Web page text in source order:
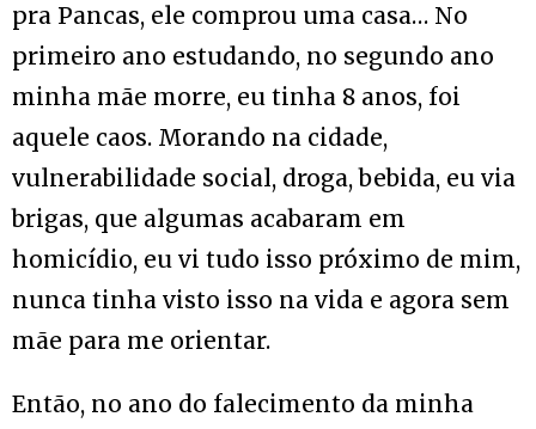
pra Pancas, ele comprou uma casa… No
primeiro ano estudando, no segundo ano
minha mãe morre, eu tinha 8 anos, foi
aquele caos. Morando na cidade,
vulnerabilidade social, droga, bebida, eu via
brigas, que algumas acabaram em
homicídio, eu vi tudo isso próximo de mim,
nunca tinha visto isso na vida e agora sem
mãe para me orientar.
Então, no ano do falecimento da minha